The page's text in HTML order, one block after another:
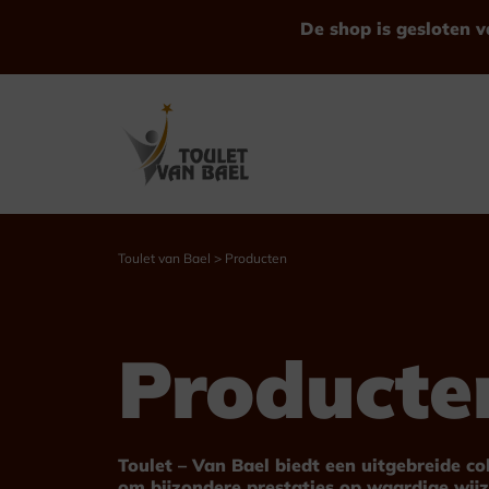
De shop is gesloten
Bekijk alle Producten
Trofeeën
Bekers
Toulet van Bael > Producten
Toulet – Van Bael biedt een uitgebreide